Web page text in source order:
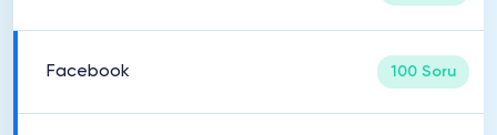
Facebook 100 Soru